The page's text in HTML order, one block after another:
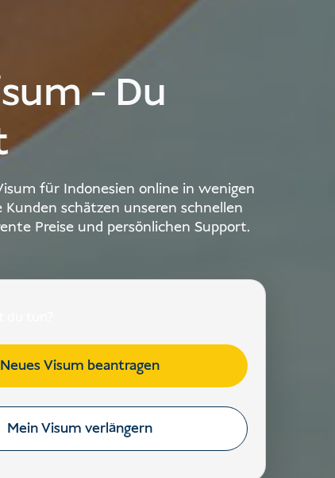
- Du
für Indonesien online in wenigen
schätzen unseren schnellen
Preise und persönlichen Support.
Neues Visum beantragen
Mein Visum verlängern